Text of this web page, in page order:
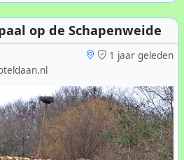
karwei uitgevoerd door de
Oort, onder coördinatie van
Lutterhof namens de
werden twee dode en één
De twee overleden vogels
natuurfotograafPeter Wescheeen
Oorzaak van overlijden nog
op de Schapenweide
1 jaar geleden